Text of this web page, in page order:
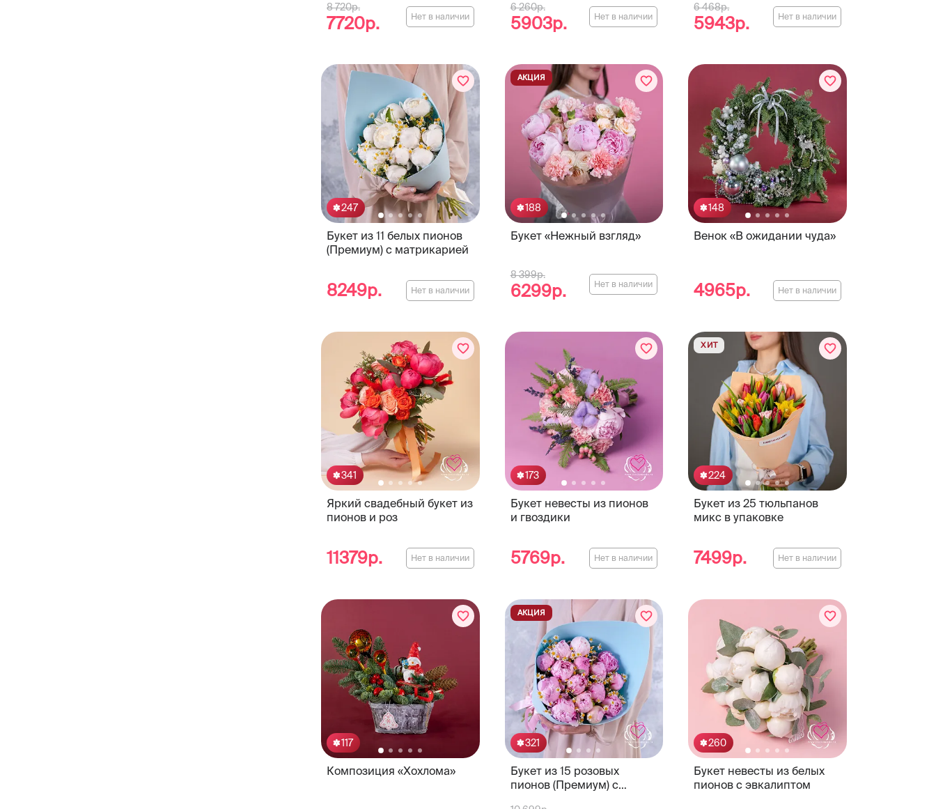
8 720р.
7720р. Нет в наличии
6 260р.
5903р. Нет в наличии
6 468р.
5943р. Нет в наличии
247
Букет из 11 белых пионов
(Премиум) с матрикарией
8249р. Нет в наличии
188
Букет «Нежный взгляд»
АКЦИЯ
8 399р.
6299р. Нет в наличии
148
Венок «В ожидании чуда»
4965р. Нет в наличии
341
Яркий свадебный букет из
пионов и роз
11379р. Нет в наличии
173
Букет невесты из пионов
и гвоздики
5769р. Нет в наличии
224
Букет из 25 тюльпанов
микс в упаковке
ХИТ
7499р. Нет в наличии
117
Композиция «Хохлома»
321
Букет из 15 розовых
пионов (Премиум) с
АКЦИЯ
260
Букет невесты из белых
пионов с эвкалиптом